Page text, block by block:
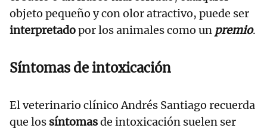
objeto pequeño y con olor atractivo, puede ser
interpretadopor los animales como un premio.
Síntomas de intoxicación
El veterinario clínico Andrés Santiago recuerda
que los síntomasde intoxicación suelen ser